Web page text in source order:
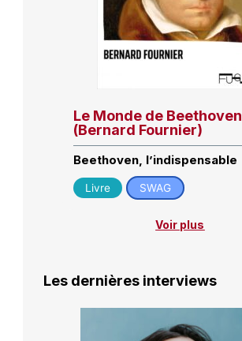
Le Monde de Beethoven
(Bernard Fournier)
Beethoven, l’indispensable
Livre SWAG
Voir plus
Les dernières interviews